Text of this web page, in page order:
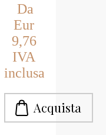
SL 200
Lavorazione
tintometrica
Da
Eur
9,76
IVA
inclusa